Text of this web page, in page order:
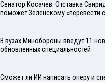
Сенатор Косачев: Отставка
поможет Зеленскому «перевести
В вузах Минобороны введут 11
обновленных специальностей
Сможет ли ИИ написать оперу и